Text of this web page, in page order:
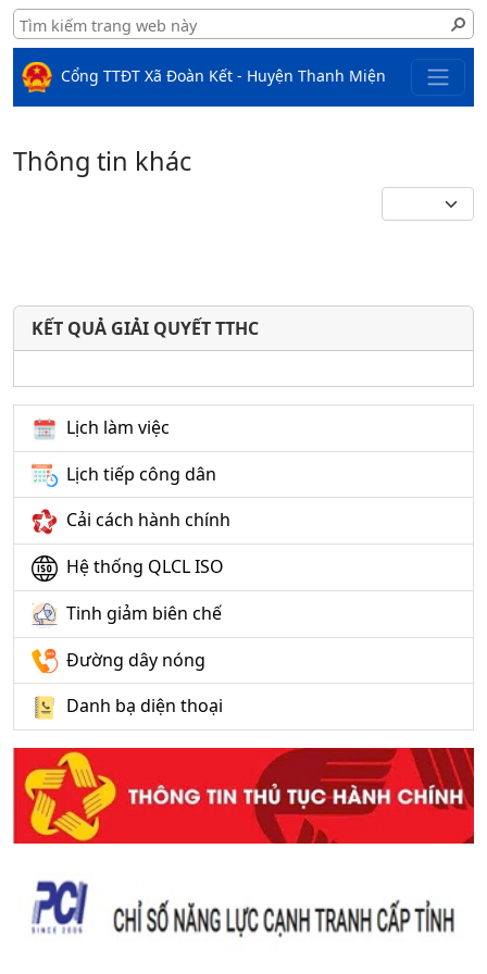
Cổng TTĐT Xã Đoàn Kết - Huyện Thanh Miện
Thông tin khác
KẾT QUẢ GIẢI QUYẾT TTHC
Lịch làm việc
Lịch tiếp công dân
Cải cách hành chính
Hệ thống QLCL ISO
Tinh giảm biên chế
Đường dây nóng
Danh bạ diện thoại